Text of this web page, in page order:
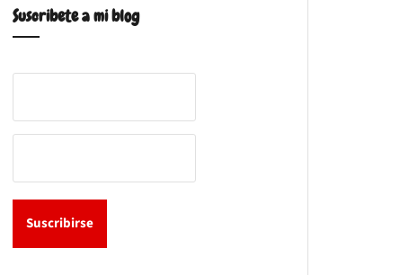
Suscribete a mi blog